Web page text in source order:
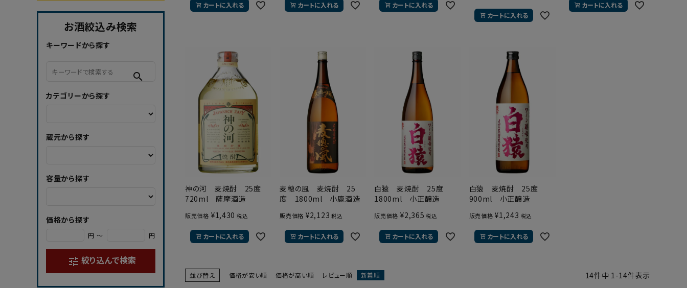
お酒絞込み検索
キーワードから探す
search
カテゴリーから探す
蔵元から探す
容量から探す
価格から探す
円 ～ 円
tune 絞り込んで検索
カートに入れる カートに入れる カートに入れる
カートに入れる
カートに入れる
神の河 麦焼酎 25度
720ml 薩摩酒造
販売価格 ¥1,430 税込
カートに入れる
麦穂の風 麦焼酎 25
度 1800ml 小鹿酒造
販売価格 ¥2,123 税込
カートに入れる
白猿 麦焼酎 25度
1800ml 小正醸造
販売価格 ¥2,365 税込
カートに入れる
白猿 麦焼酎 25度
900ml 小正醸造
販売価格 ¥1,243 税込
カートに入れる
並び替え 価格が安い順 価格が高い順 レビュー順 新着順 14件中 1 -14件表示